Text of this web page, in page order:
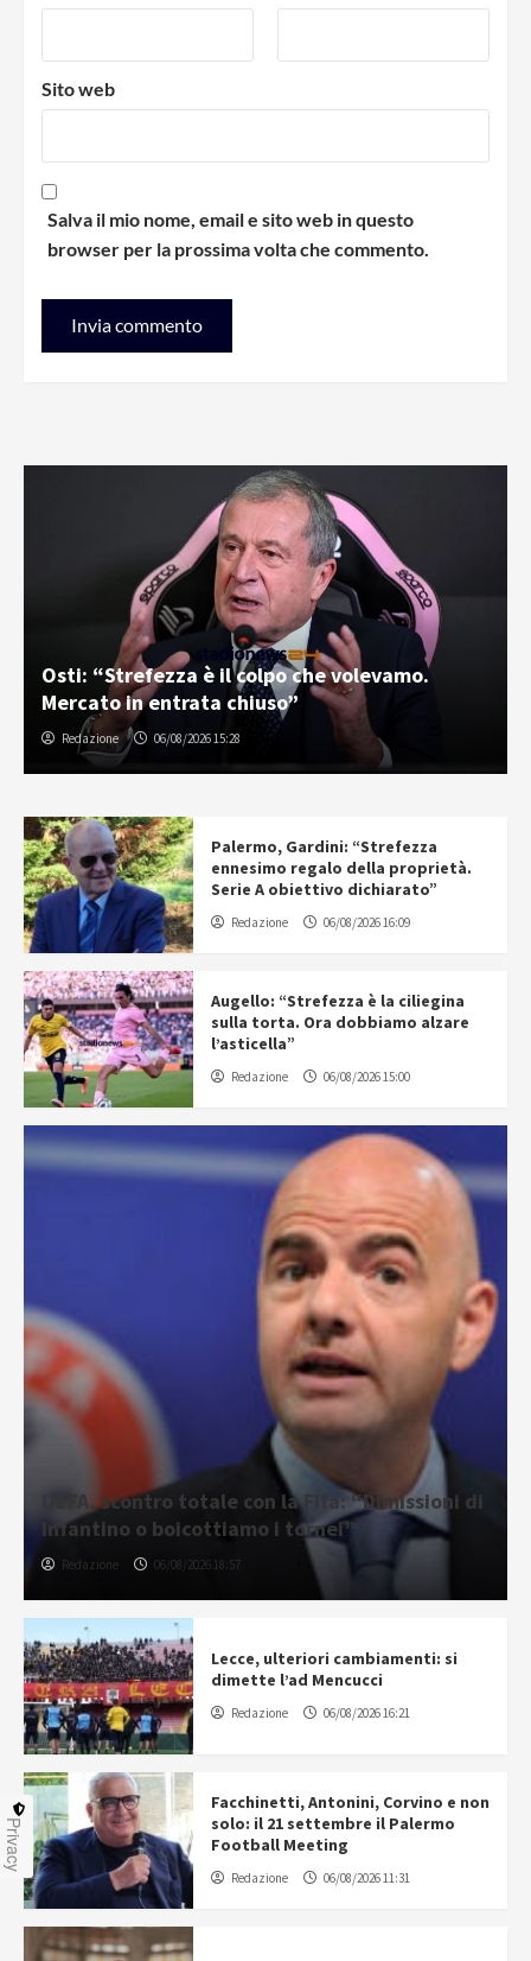
Sito web
Salva il mio nome, email e sito web in questo
browser per la prossima volta che commento.
Osti: “Strefezza è il colpo che volevamo.
Mercato in entrata chiuso”
Redazione 06/08/2026 15:28
Palermo, Gardini: “Strefezza
ennesimo regalo della proprietà.
Serie A obiettivo dichiarato”
Redazione 06/08/2026 16:09
Augello: “Strefezza è la ciliegina
sulla torta. Ora dobbiamo alzare
l’asticella”
Redazione 06/08/2026 15:00
UEFA, scontro totale con la Fifa: “Dimissioni di
Infantino o boicottiamo i tornei”
Redazione 06/08/2026 18:57
Lecce, ulteriori cambiamenti: si
dimette l’ad Mencucci
Redazione 06/08/2026 16:21
Facchinetti, Antonini, Corvino e non
solo: il 21 settembre il Palermo
Football Meeting
Redazione 06/08/2026 11:31
Privacy